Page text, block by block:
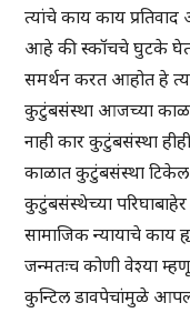
त्यांचे काय काय
आहे की स्कॉचचे घुटके
समर्थन करत आहोत हे
कुटुंबसंस्था आजच्या
नाही कार कुटुंबसंस्था
काळात कुटुंबसंस्था टिकेल
कुटुंबसंस्थेच्या
सामाजिक न्यायाचे काय
जन्मतःच कोणी वेश्या
कुन्टिल डावपेचांमुळे